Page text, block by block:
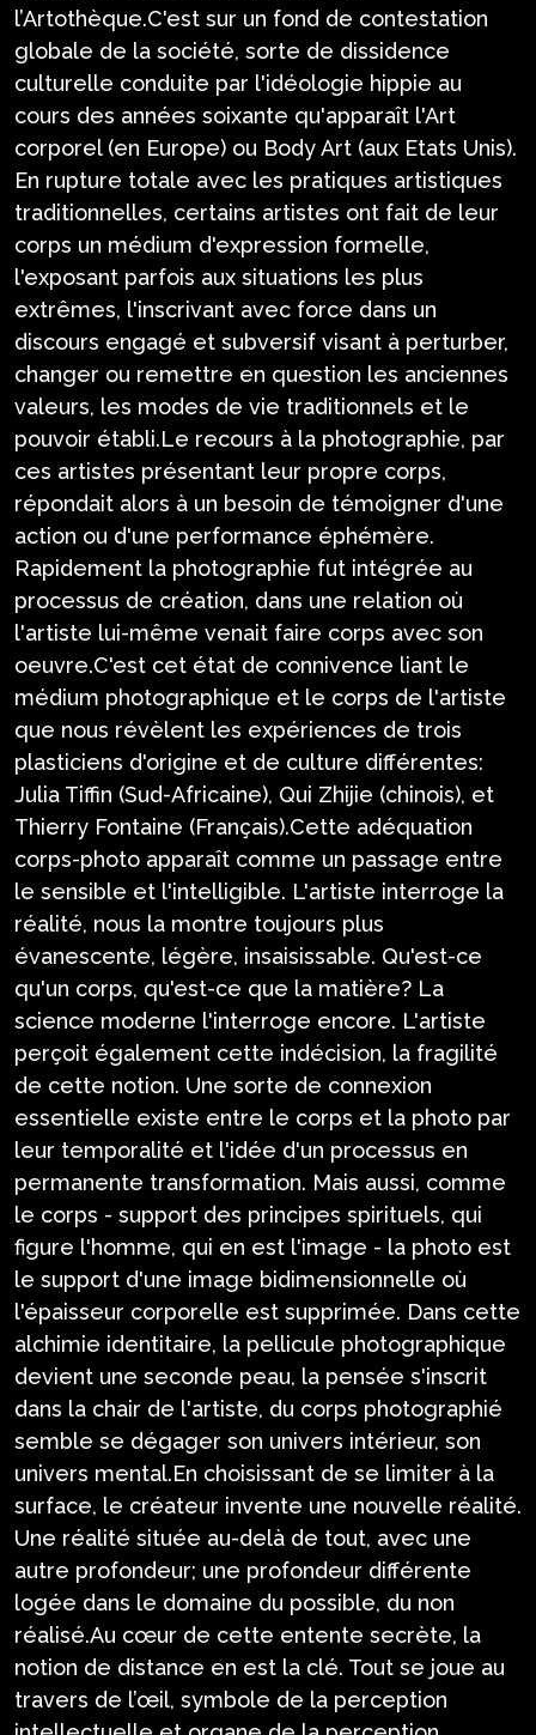
l’Artothèque.C'est sur un fond de contestation
globale de la société, sorte de dissidence
culturelle conduite par l'idéologie hippie au
cours des années soixante qu'apparaît l'Art
corporel (en Europe) ou Body Art (aux Etats Unis).
En rupture totale avec les pratiques artistiques
traditionnelles, certains artistes ont fait de leur
corps un médium d'expression formelle,
l'exposant parfois aux situations les plus
extrêmes, l'inscrivant avec force dans un
discours engagé et subversif visant à perturber,
changer ou remettre en question les anciennes
valeurs, les modes de vie traditionnels et le
pouvoir établi.Le recours à la photographie, par
ces artistes présentant leur propre corps,
répondait alors à un besoin de témoigner d'une
action ou d'une performance éphémère.
Rapidement la photographie fut intégrée au
processus de création, dans une relation où
l'artiste lui-même venait faire corps avec son
oeuvre.C'est cet état de connivence liant le
médium photographique et le corps de l'artiste
que nous révèlent les expériences de trois
plasticiens d'origine et de culture différentes:
Julia Tiffin (Sud-Africaine), Qui Zhijie (chinois), et
Thierry Fontaine (Français).Cette adéquation
corps-photo apparaît comme un passage entre
le sensible et l'intelligible. L'artiste interroge la
réalité, nous la montre toujours plus
évanescente, légère, insaisissable. Qu'est-ce
qu'un corps, qu'est-ce que la matière? La
science moderne l'interroge encore. L'artiste
perçoit également cette indécision, la fragilité
de cette notion. Une sorte de connexion
essentielle existe entre le corps et la photo par
leur temporalité et l'idée d'un processus en
permanente transformation. Mais aussi, comme
le corps - support des principes spirituels, qui
figure l'homme, qui en est l'image - la photo est
le support d'une image bidimensionnelle où
l'épaisseur corporelle est supprimée. Dans cette
alchimie identitaire, la pellicule photographique
devient une seconde peau, la pensée s'inscrit
dans la chair de l'artiste, du corps photographié
semble se dégager son univers intérieur, son
univers mental.En choisissant de se limiter à la
surface, le créateur invente une nouvelle réalité.
Une réalité située au-delà de tout, avec une
autre profondeur; une profondeur différente
logée dans le domaine du possible, du non
réalisé.Au cœur de cette entente secrète, la
notion de distance en est la clé. Tout se joue au
travers de l’œil, symbole de la perception